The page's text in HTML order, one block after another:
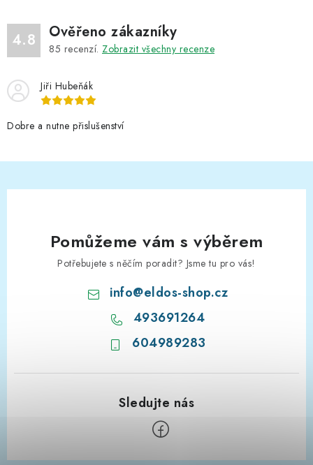
4.8 Ověřeno zákazníky
85 recenzí. Zobrazit všechny recenze
Jiři Hubeňák
Dobre a nutne přislušenství
Pomůžeme vám s výběrem
Potřebujete s něčím poradit? Jsme tu pro vás!
info@eldos-shop.cz
493691264
604989283